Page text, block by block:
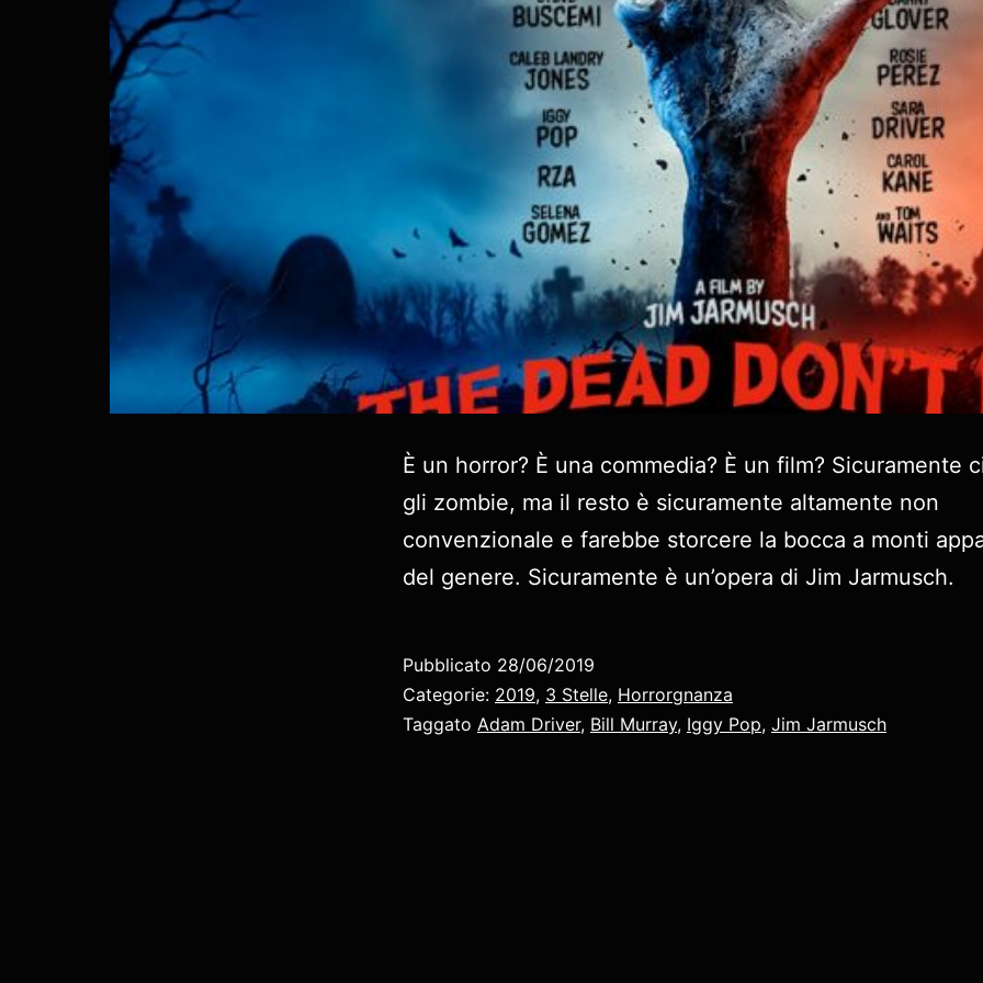
È un horror? È una commedia? È un film? Sicuramente
gli zombie, ma il resto è sicuramente altamente non
convenzionale e farebbe storcere la bocca a monti
del genere. Sicuramente è un’opera di Jim Jarmusch.
Pubblicato 28/06/2019
Categorie: 2019, 3 Stelle, Horrorgnanza
Taggato Adam Driver, Bill Murray, Iggy Pop, Jim Jarmusch